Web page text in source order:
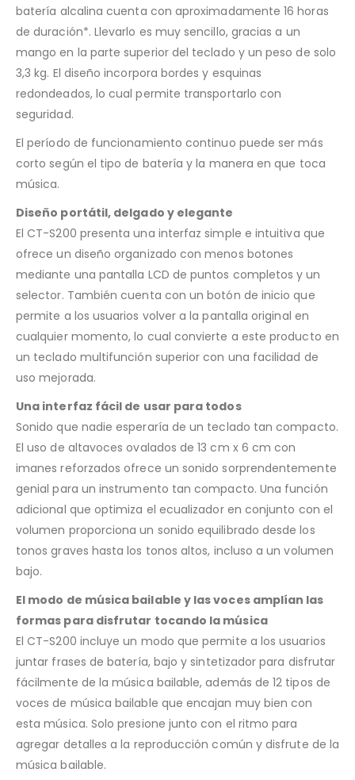
batería alcalina cuenta con aproximadamente 16 horas
de duración*. Llevarlo es muy sencillo, gracias a un
mango en la parte superior del teclado y un peso de solo
3,3 kg. El diseño incorpora bordes y esquinas
redondeados, lo cual permite transportarlo con
seguridad.
El período de funcionamiento continuo puede ser más
corto según el tipo de batería y la manera en que toca
música.
Diseño portátil, delgado y elegante
El CT-S200 presenta una interfaz simple e intuitiva que
ofrece un diseño organizado con menos botones
mediante una pantalla LCD de puntos completos y un
selector. También cuenta con un botón de inicio que
permite a los usuarios volver a la pantalla original en
cualquier momento, lo cual convierte a este producto en
un teclado multifunción superior con una facilidad de
uso mejorada.
Una interfaz fácil de usar para todos
Sonido que nadie esperaría de un teclado tan compacto.
El uso de altavoces ovalados de 13 cm x 6 cm con
imanes reforzados ofrece un sonido sorprendentemente
genial para un instrumento tan compacto. Una función
adicional que optimiza el ecualizador en conjunto con el
volumen proporciona un sonido equilibrado desde los
tonos graves hasta los tonos altos, incluso a un volumen
bajo.
El modo de música bailable y las voces amplían las
formas para disfrutar tocando la música
El CT-S200 incluye un modo que permite a los usuarios
juntar frases de batería, bajo y sintetizador para disfrutar
fácilmente de la música bailable, además de 12 tipos de
voces de música bailable que encajan muy bien con
esta música. Solo presione junto con el ritmo para
agregar detalles a la reproducción común y disfrute de la
música bailable.